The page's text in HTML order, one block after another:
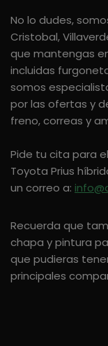
No lo dudes,
Cristobal,
que mantengas
incluidas
somos
por las ofertas y
freno, correas y
Pide tu cita para
Toyota Prius
un correo a:
Recuerda que
chapa y pintura
que pudieras
principales